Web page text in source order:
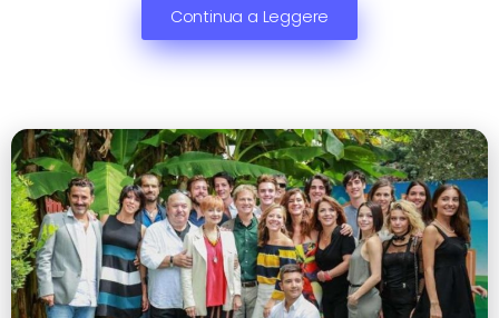
Continua a Leggere